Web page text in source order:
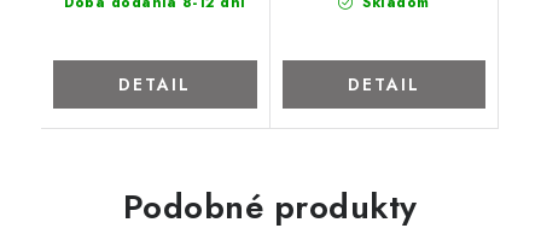
DETAIL DETAIL
Podobné produkty